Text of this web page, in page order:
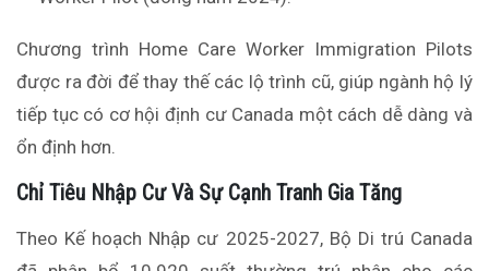
Chương trình Home Care Worker Immigration Pilots
được ra đời để thay thế các lộ trình cũ, giúp ngành hộ lý
tiếp tục có cơ hội định cư Canada một cách dễ dàng và
ổn định hơn.
Chỉ Tiêu Nhập Cư Và Sự Cạnh Tranh Gia Tăng
Theo Kế hoạch Nhập cư 2025-2027, Bộ Di trú Canada